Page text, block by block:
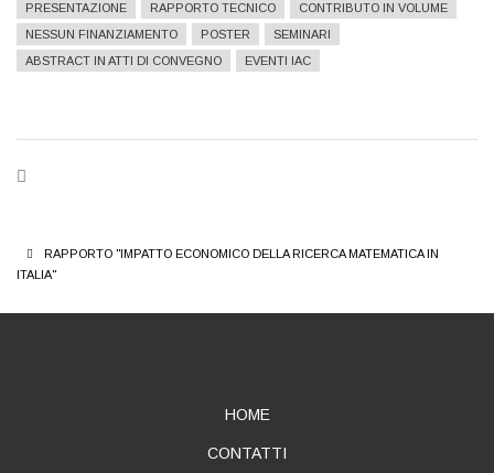
PRESENTAZIONE
RAPPORTO TECNICO
CONTRIBUTO IN VOLUME
NESSUN FINANZIAMENTO
POSTER
SEMINARI
ABSTRACT IN ATTI DI CONVEGNO
EVENTI IAC
BREADCRUMB
RAPPORTO "IMPATTO ECONOMICO DELLA RICERCA MATEMATICA IN
ITALIA"
HOME
CONTATTI